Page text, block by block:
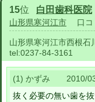
15位 白田歯科医院
山形県寒河江市 口コ
山形県寒河江市西根石
tel:0237-84-3161
(1) かずみ 2010/
抜く必要の無い歯を